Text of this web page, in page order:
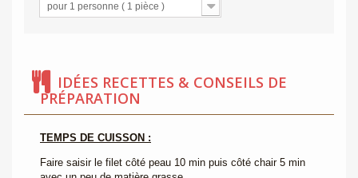
pour 1 personne ( 1 pièce )
IDÉES RECETTES & CONSEILS DE
PRÉPARATION
TEMPS DE CUISSON :
Faire saisir le filet côté peau 10 min puis côté chair 5 min